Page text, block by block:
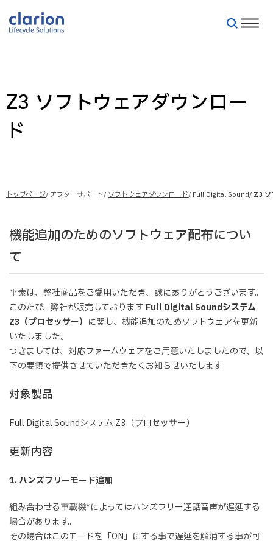
Z3 ソフトウェアダウンロー
ド
トップページ アフターサポート ソフトウェアダウンロード Full Digital Sound Z3 ソ
機能追加のためのソフトウェア配布につい
て
平素は、弊社商品をご愛用いただき、誠にありがとうございます。
このたび、弊社が販売しております Full Digital Soundシステム
Z3（プロセッサー） に関し、機能追加のためソフトウェアを更新
いたしました。
つきましては、対応ファームウェアをご用意いたしましたので、以
下の要領で提供させていただきたくお知らせいたします。
対象製品
Full Digital Soundシステム Z3（プロセッサー）
更新内容
1. ハンズフリーモード追加
組み合わせる車載機*によってはハンズフリー通話音声が遅延する
場合があります。
その場合はこのモードを「ON」にする事で遅延を解消する事が可